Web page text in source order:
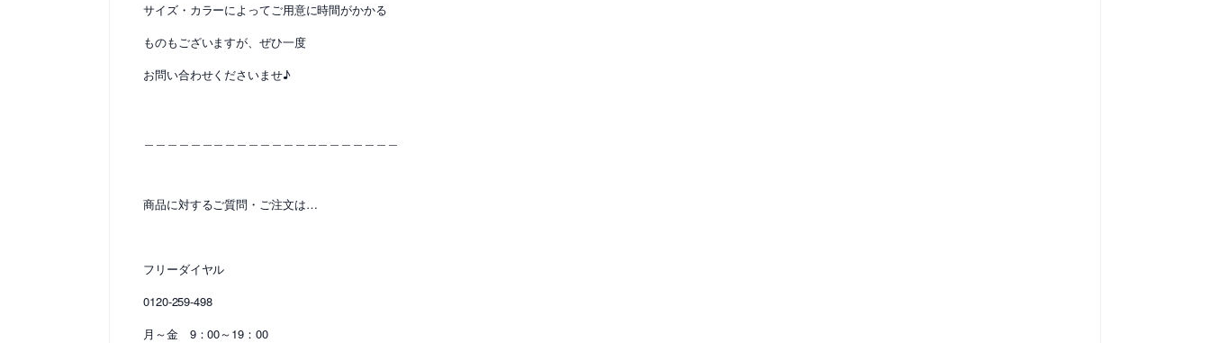
サイズ・カラーによってご用意に時間がかかる
ものもございますが、ぜひ一度
お問い合わせくださいませ♪
商品に対するご質問・ご注文は…
フリーダイヤル
0120-259-498
月～金 9：00～19：00